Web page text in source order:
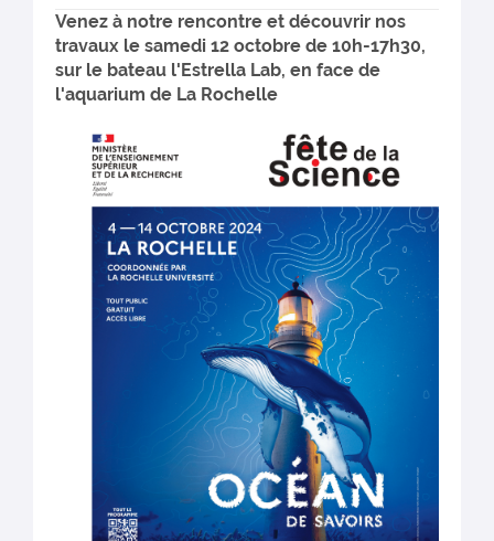
Venez à notre rencontre et découvrir nos
travaux le samedi 12 octobre de 10h-17h30,
sur le bateau l'Estrella Lab, en face de
l'aquarium de La Rochelle